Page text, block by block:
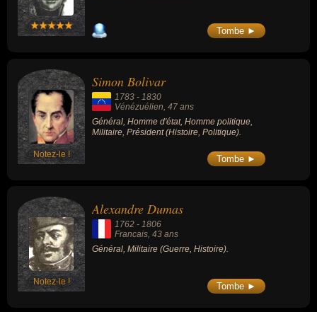
Tombe ►
Notez-le !
Simon Bolivar
1783 - 1830
Vénézuélien , 47 ans
Général, Homme d'état, Homme politique,
Militaire, Président (Histoire, Politique).
Tombe ►
Notez-le !
Alexandre Dumas
1762 - 1806
Francais, 43 ans
Général, Militaire (Guerre, Histoire).
Tombe ►